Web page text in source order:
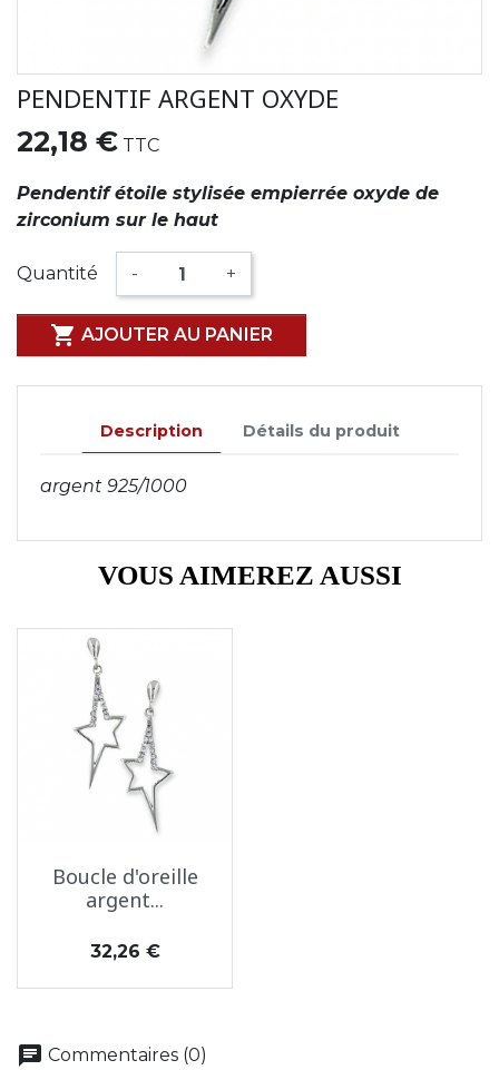
PENDENTIF ARGENT OXYDE
22,18 € TTC
Pendentif étoile stylisée empierrée oxyde de
zirconium sur le haut
Quantité - +
 AJOUTER AU PANIER
Description Détails du produit
argent 925/1000
VOUS AIMEREZ AUSSI
Boucle d'oreille
argent...
Prix
32,26 €
chat Commentaires (0)